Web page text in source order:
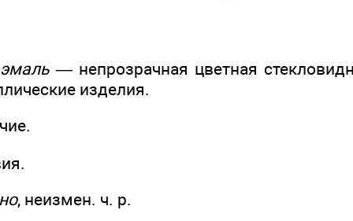
эмаль — непрозрачная цветная
изделия.
, неизмен. ч. р.